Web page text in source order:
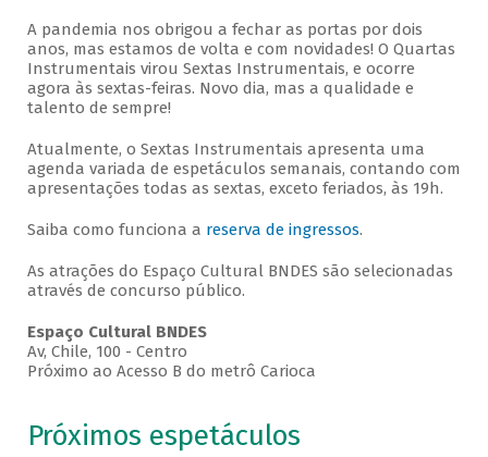
A pandemia nos obrigou a fechar as portas por dois
anos, mas estamos de volta e com novidades! O Quartas
Instrumentais virou Sextas Instrumentais, e ocorre
agora às sextas-feiras. Novo dia, mas a qualidade e
talento de sempre!
Atualmente, o Sextas Instrumentais apresenta uma
agenda variada de espetáculos semanais, contando com
apresentações todas as sextas, exceto feriados, às 19h.
Saiba como funciona a reserva de ingressos.
As atrações do Espaço Cultural BNDES são selecionadas
através de concurso público.
Espaço Cultural BNDES
Av, Chile, 100 - Centro
Próximo ao Acesso B do metrô Carioca
Próximos espetáculos